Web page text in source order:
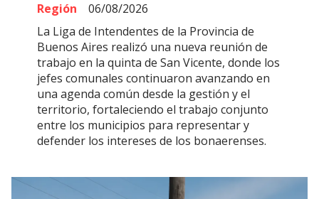
Región
06/08/2026
La Liga de Intendentes de la Provincia de
Buenos Aires realizó una nueva reunión de
trabajo en la quinta de San Vicente, donde los
jefes comunales continuaron avanzando en
una agenda común desde la gestión y el
territorio, fortaleciendo el trabajo conjunto
entre los municipios para representar y
defender los intereses de los bonaerenses.